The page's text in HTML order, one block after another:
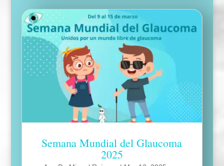
Semana Mundial del Glaucoma
2025